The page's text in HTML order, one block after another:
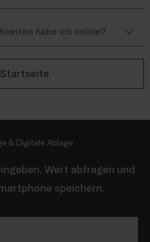
habe ich online?
& Digitale Ablage
Wert abfragen und
speichern.